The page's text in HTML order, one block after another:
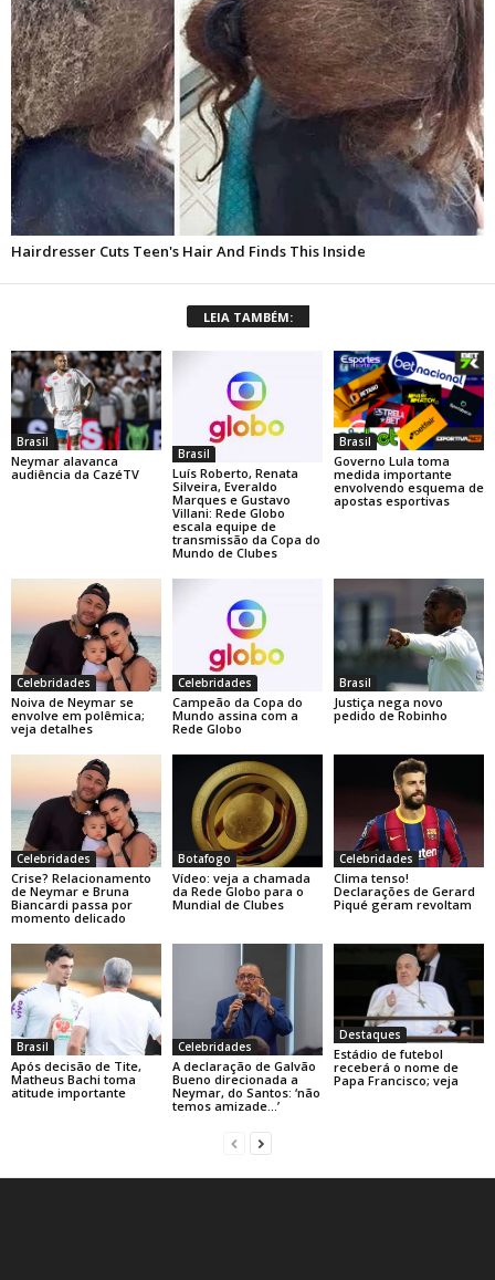
LEIA TAMBÉM:
Brasil
Neymar alavanca
audiência da CazéTV
Brasil
Luís Roberto, Renata
Silveira, Everaldo
Marques e Gustavo
Villani: Rede Globo
escala equipe de
transmissão da Copa do
Mundo de Clubes
Brasil
Governo Lula toma
medida importante
envolvendo esquema de
apostas esportivas
Celebridades
Noiva de Neymar se
envolve em polêmica;
veja detalhes
Celebridades
Campeão da Copa do
Mundo assina com a
Rede Globo
Brasil
Justiça nega novo
pedido de Robinho
Celebridades
Crise? Relacionamento
de Neymar e Bruna
Biancardi passa por
momento delicado
Botafogo
Vídeo: veja a chamada
da Rede Globo para o
Mundial de Clubes
Celebridades
Clima tenso!
Declarações de Gerard
Piqué geram revoltam
Brasil
Após decisão de Tite,
Matheus Bachi toma
atitude importante
Celebridades
A declaração de Galvão
Bueno direcionada a
Neymar, do Santos: ‘não
temos amizade…’
Destaques
Estádio de futebol
receberá o nome de
Papa Francisco; veja